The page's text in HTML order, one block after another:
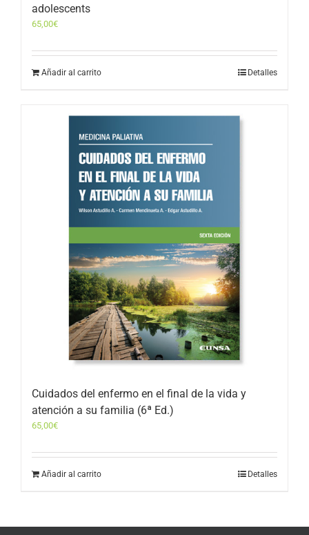
adolescents
65,00€
Añadir al carrito Detalles
Cuidados del enfermo en el final de la vida y
atención a su familia (6ª Ed.)
65,00€
Añadir al carrito Detalles